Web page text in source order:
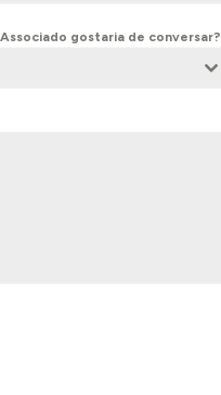
gostaria de conversar?